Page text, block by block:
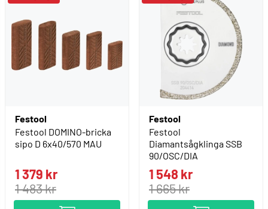
Festool
Festool DOMINO-bricka
sipo D 6x40/570 MAU
1 379 kr
1 483 kr
Festool
Festool
Diamantsågklinga SSB
90/OSC/DIA
1 548 kr
1 665 kr